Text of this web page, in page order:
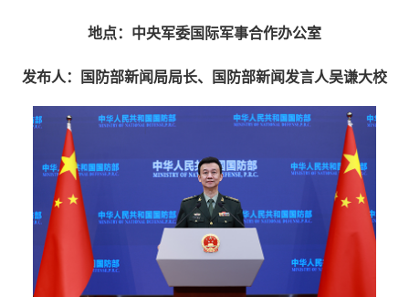
地点：中央军委国际军事合作办公室
发布人：国防部新闻局局长、国防部新闻发言人吴谦大校